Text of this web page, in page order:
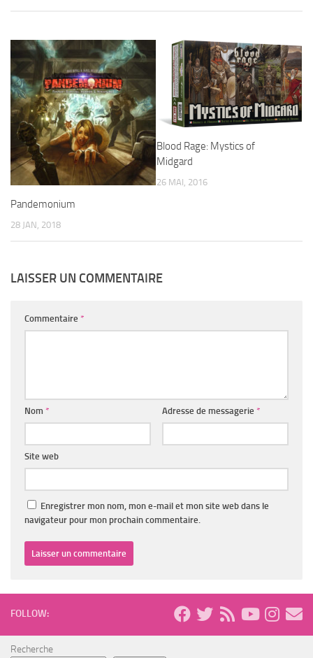
Pandemonium
28 JAN, 2018
Blood Rage: Mystics of
Midgard
26 MAI, 2016
LAISSER UN COMMENTAIRE
Commentaire *
Nom * Adresse de messagerie *
Site web
Enregistrer mon nom, mon e-mail et mon site web dans le
navigateur pour mon prochain commentaire.
FOLLOW:
Recherche